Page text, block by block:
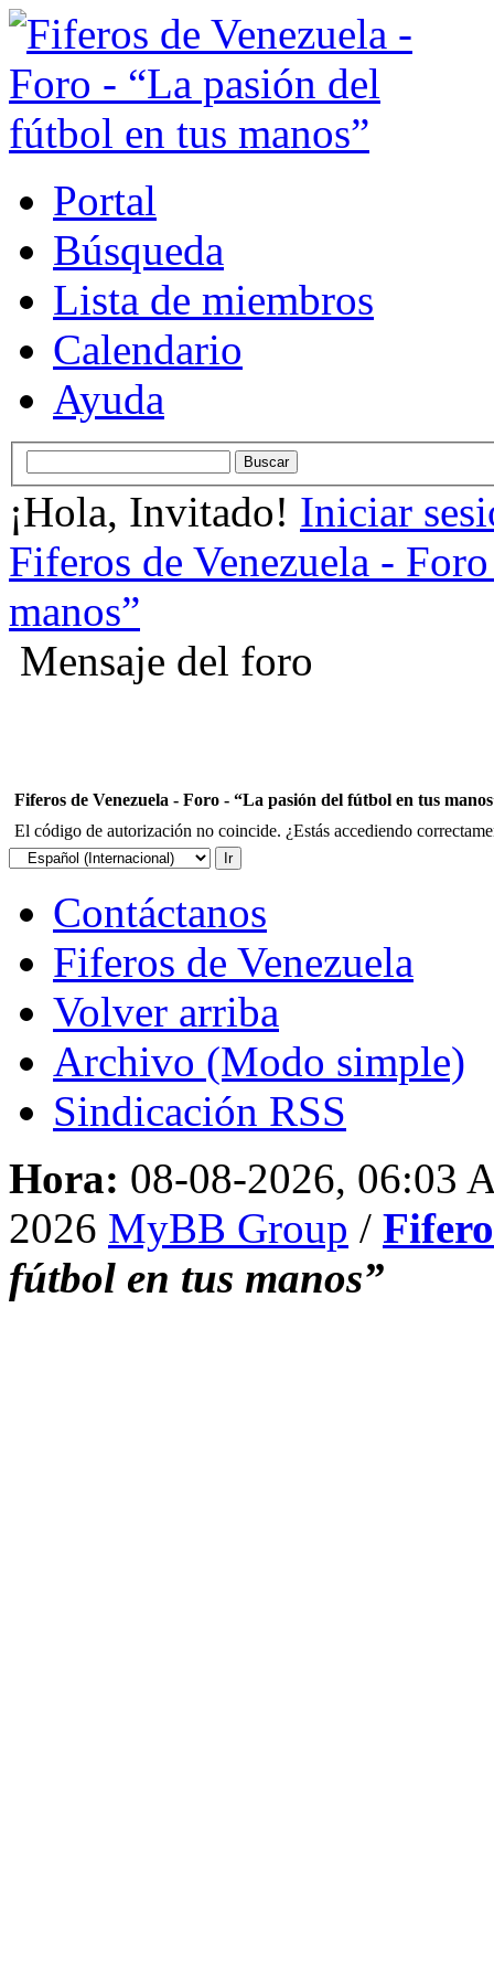
Portal
Búsqueda
Lista de miembros
Calendario
Ayuda
¡Hola, Invitado! Iniciar
Fiferos de Venezuela -
manos”
Mensaje del foro
Fiferos de Venezuela - Foro - “La pasión del fútbol en tus
El código de autorización no coincide. ¿Estás accediendo
Contáctanos
Fiferos de Venezuela
Volver arriba
Archivo (Modo simple)
Sindicación RSS
Hora: 08-08-2026, 06:03
2026 MyBB Group /
fútbol en tus manos”